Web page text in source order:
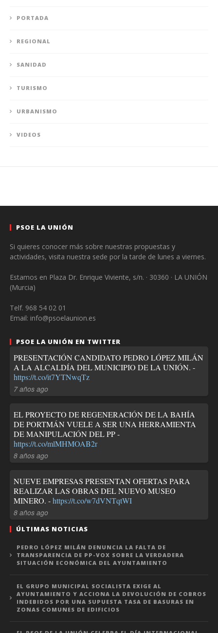
PORTADA
REGIONAL
SANIDAD
TURISMO
URBANISMO
VIDEOS
PSOE LA UNIÓN
Si quieres conocer más sobre nuestras propuestas y
actividades, visita nuestra sede por la tarde de lunes a viernes.
Estamos en Plaza Dr. Enrique Viviente, s/n. · 30360 · LA UNIÓN
(Murcia)
Telf. 968 54 02 01
Email: info@psoelaunion.es
PSOE LA UNIÓN EN TWITTER
PRESENTACIÓN CANDIDATO PEDRO LÓPEZ MILÁN
A LA ALCALDÍA DEL MUNICIPIO DE LA UNIÓN. -
https://t.co/it7YTNwqTz
7 años ago
EL PROYECTO DE REGENERACIÓN DE LA BAHÍA
DE PORTMÁN VUELE A SER UNA HERRAMIENTA
DE MANIPULACIÓN DEL PP -
https://t.co/mlMHMOAB2r
8 años ago
NUEVE EMPRESAS PRESENTAN OFERTAS PARA
REALIZAR LAS OBRAS DEL NUEVO MUSEO
MINERO. -https://t.co/w7dVNTqtWI
8 años ago
ÚLTIMAS NOTICIAS
PEDRO LÓPEZ MILÁN DENUNCIA LA FALTA DE
TRANSPARENCIA DE PP-VOX SOBRE LA VERDADERA
SITUACIÓN ECONÓMICA DEL AYUNTAMIENTO
EL GRUPO MUNICIPAL SOCIALISTA EXIGE AL
AYUNTAMIENTO Y ACCIONA LA DEVOLUCIÓN DE COBROS
INDEBIDOS POR UNA SUPUESTA TASA DE BASURAS EN
ZONAS COMUNES DE EDIFICIOS